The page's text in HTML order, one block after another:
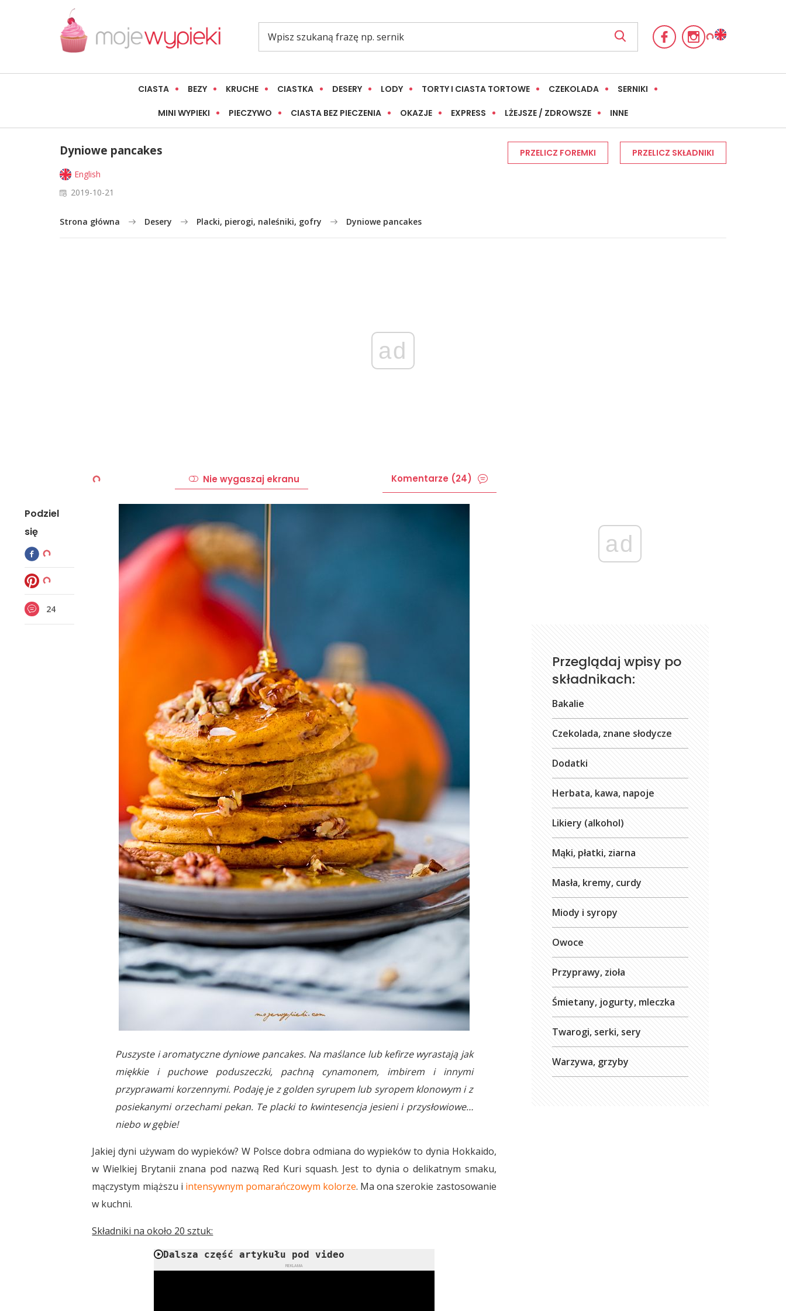
CIASTA BEZY KRUCHE CIASTKA DESERY LODY TORTY I CIASTA TORTOWE CZEKOLADA SERNIKI
MINI WYPIEKI PIECZYWO CIASTA BEZ PIECZENIA OKAZJE EXPRESS LŻEJSZE / ZDROWSZE INNE
Dyniowe pancakes
English
2019-10-21
PRZELICZ FOREMKI PRZELICZ SKŁADNIKI
Strona główna Desery Placki, pierogi, naleśniki, gofry Dyniowe pancakes
ad
Podziel
się
24
Nie wygaszaj ekranu Komentarze (24)
Puszyste i aromatyczne dyniowe pancakes. Na maślance lub kefirze wyrastają jak
miękkie i puchowe poduszeczki, pachną cynamonem, imbirem i innymi
przyprawami korzennymi. Podaję je z golden syrupem lub syropem klonowym i z
posiekanymi orzechami pekan. Te placki to kwintesencja jesieni i przysłowiowe…
niebo w gębie!
Jakiej dyni używam do wypieków? W Polsce dobra odmiana do wypieków to dynia Hokkaido,
w Wielkiej Brytanii znana pod nazwą Red Kuri squash. Jest to dynia o delikatnym smaku,
mączystym miąższu i intensywnym pomarańczowym kolorze. Ma ona szerokie zastosowanie
w kuchni.
Składniki na około 20 sztuk:
Dalsza część artykułu pod video
REKLAMA
ad
Przeglądaj wpisy po
składnikach:
Bakalie
Czekolada, znane słodycze
Dodatki
Herbata, kawa, napoje
Likiery (alkohol)
Mąki, płatki, ziarna
Masła, kremy, curdy
Miody i syropy
Owoce
Przyprawy, zioła
Śmietany, jogurty, mleczka
Twarogi, serki, sery
Warzywa, grzyby